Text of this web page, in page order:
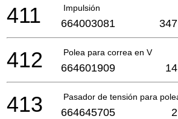
Impulsión
411 664003081
Polea para correa en V
412 664601909
Pasador de tensión para
413 664645705